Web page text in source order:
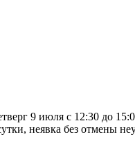
9 июля с 12:30 до
неявка без отмены